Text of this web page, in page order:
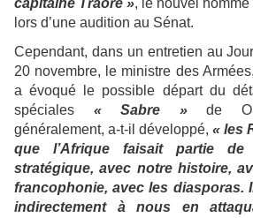
capitaine Traoré », le nouvel
lors d’une audition au Sénat.
Cependant, dans un entretien au
20 novembre, le ministre des
a évoqué le possible départ du
spéciales « Sabre »de
généralement, a-t-il développé, « les
que l’Afrique faisait partie de
stratégique, avec notre histoire,
francophonie, avec les diasporas.
indirectement à nous en